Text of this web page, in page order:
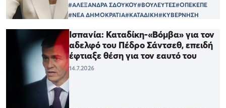
#ΑΛΕΞΑΝΔΡΑ ΣΔΟΥΚΟΥ#ΒΟΥΛΕΥΤΕΣ#ΟΠΕΚΕΠΕ
#ΝΕΑ ΔΗΜΟΚΡΑΤΙΑ#ΚΑΤΑΔΙΚΗ#ΚΥΒΕΡΝΗΣΗ
Ισπανία: Καταδίκη-«Βόμβα» για τον
αδελφό του Πέδρο Σάντσεθ, επειδή
έφτιαξε θέση για τον εαυτό του
14.7.2026